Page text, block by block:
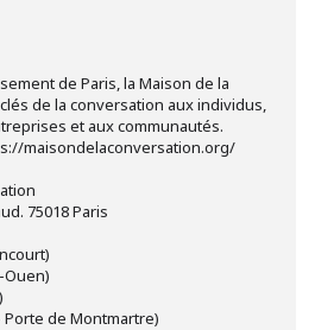
de Paris, la Maison de la
de la conversation aux individus,
et aux communautés.
maisondelaconversation.org/
75018 Paris
Ouen)
Porte de Montmartre)